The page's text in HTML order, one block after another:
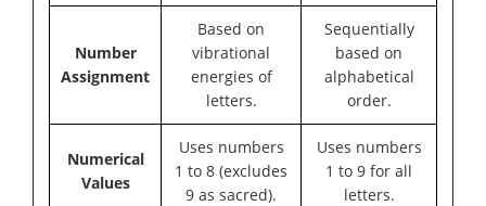
Number
Assignment
Based on
vibrational
energies of
letters.
Sequentially
based on
alphabetical
order.
Numerical
Values
Uses numbers
1 to 8 (excludes
9 as sacred).
Uses numbers
1 to 9 for all
letters.